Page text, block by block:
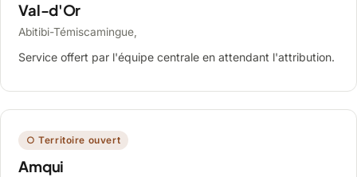
Val-d'Or
Abitibi-Témiscamingue,
Service offert par l'équipe centrale en attendant l'attribution.
○ Territoire ouvert
Amqui